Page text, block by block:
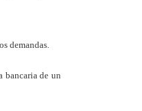
demandas.
bancaria de un